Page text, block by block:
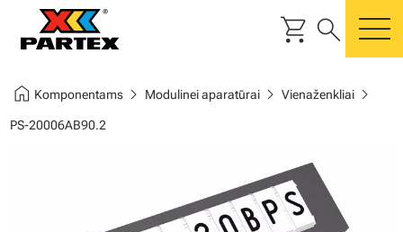
shopping_cart search
home Komponentamschevron_right Modulinei aparatūraichevron_right Vienaženkliaichevron_right
PS-20006AB90.2